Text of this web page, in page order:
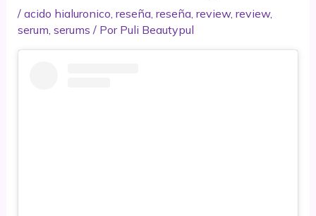
/ acido hialuronico reseña, reseña, review, review,
serum serums / Por Puli Beautypul